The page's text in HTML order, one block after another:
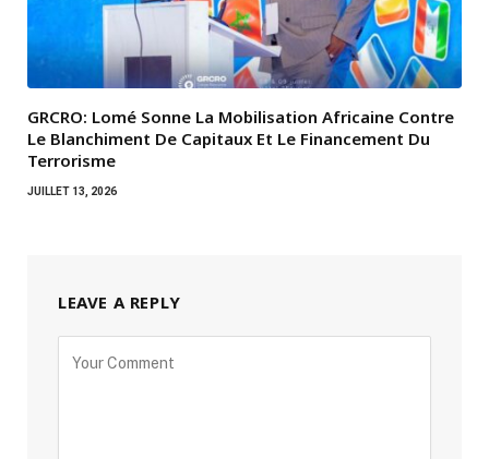
GRCRO: Lomé Sonne La Mobilisation Africaine Contre
Le Blanchiment De Capitaux Et Le Financement Du
Terrorisme
JUILLET 13, 2026
LEAVE A REPLY